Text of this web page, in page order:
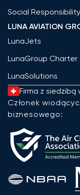
Social Responsibility
LUNA AVIATION
LunaJets
LunaGroup Charter
LunaSolutions
Firma z siedzibą
Członek
biznesowego: